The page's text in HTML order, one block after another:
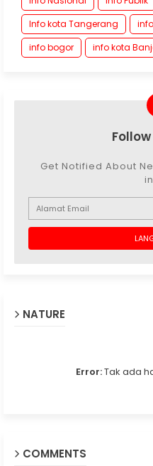
Info kota Tangerang
info bogor
info kota
Get Notified About
NATURE
Error:Tak ada
COMMENTS